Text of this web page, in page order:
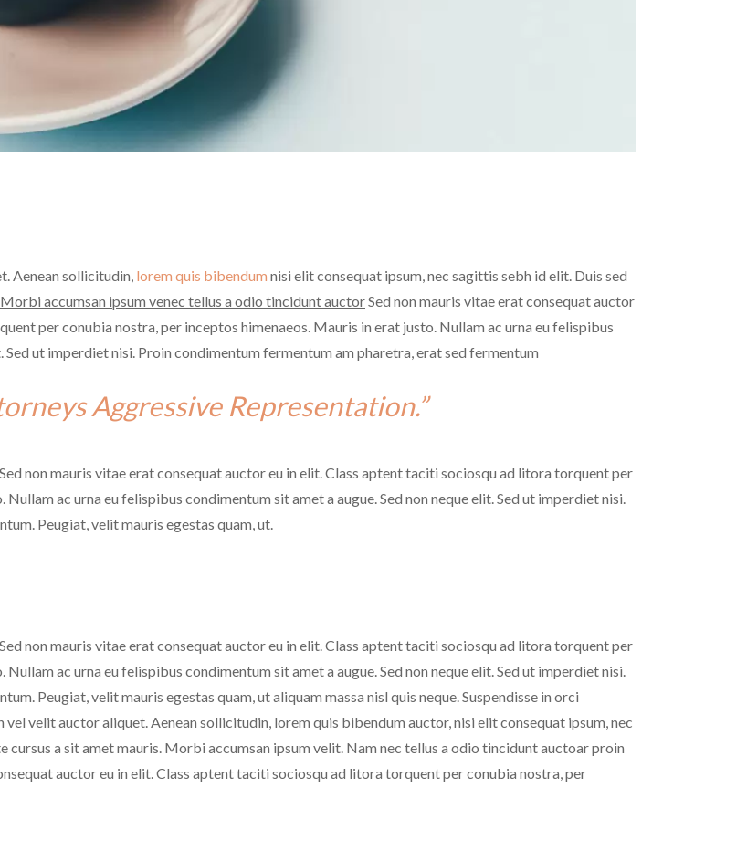
Aenean sollicitudin, lorem quis bibendum nisi elit consequat ipsum, nec sagittis sebh id elit. Duis sed
Morbi accumsan ipsum venec tellus a odio tincidunt auctorSed non mauris vitae erat consequat auctor
per conubia nostra, per inceptos himenaeos. Mauris in erat justo. Nullam ac urna eu felispibus
Sed ut imperdiet nisi. Proin condimentum fermentum am pharetra, erat sed fermentum
Aggressive Representation.”
Sed non mauris vitae erat consequat auctor eu in elit. Class aptent taciti sociosqu ad litora torquent per
ac urna eu felispibus condimentum sit amet a augue. Sed non neque elit. Sed ut imperdiet nisi.
Peugiat, velit mauris egestas quam, ut.
Sed non mauris vitae erat consequat auctor eu in elit. Class aptent taciti sociosqu ad litora torquent per
ac urna eu felispibus condimentum sit amet a augue. Sed non neque elit. Sed ut imperdiet nisi.
Peugiat, velit mauris egestas quam, ut aliquam massa nisl quis neque. Suspendisse in orci
velit auctor aliquet. Aenean sollicitudin, lorem quis bibendum auctor, nisi elit consequat ipsum, nec
a sit amet mauris. Morbi accumsan ipsum velit. Nam nec tellus a odio tincidunt auctoar proin
auctor eu in elit. Class aptent taciti sociosqu ad litora torquent per conubia nostra, per